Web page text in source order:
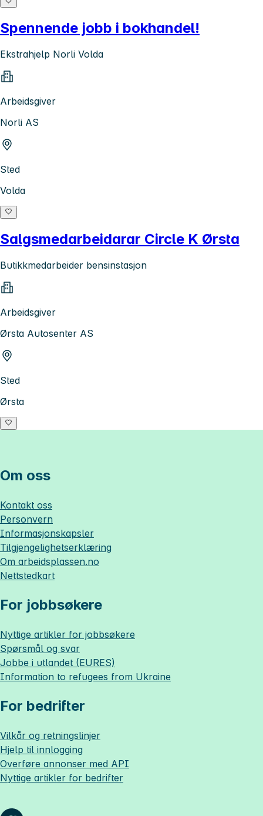
Spennende jobb i bokhandel!
Ekstrahjelp Norli Volda
Arbeidsgiver
Norli AS
Sted
Volda
Salgsmedarbeidarar Circle K Ørsta
Butikkmedarbeider bensinstasjon
Arbeidsgiver
Ørsta Autosenter AS
Sted
Ørsta
Om oss
Kontakt oss
Personvern
Informasjonskapsler
Tilgjengelighetserklæring
Om arbeidsplassen.no
Nettstedkart
For jobbsøkere
Nyttige artikler for jobbsøkere
Spørsmål og svar
Jobbe i utlandet (EURES)
Information to refugees from Ukraine
For bedrifter
Vilkår og retningslinjer
Hjelp til innlogging
Overføre annonser med API
Nyttige artikler for bedrifter